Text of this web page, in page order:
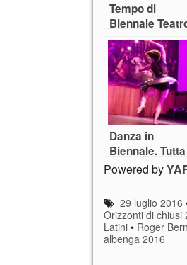
Tempo di
Biennale
Danza in
Biennale. Tutta
Venezia è un
palcoscenico
Powered by
29 luglio 2016
Orizzonti di chiusi
Latini • Roger
albenga 2016